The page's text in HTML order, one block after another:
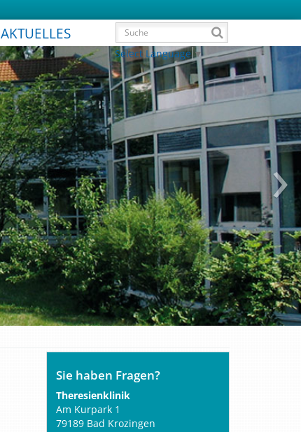
AKTUELLES
Select Language▼
›
Sie haben Fragen?
Theresienklinik
Am Kurpark 1
79189 Bad Krozingen